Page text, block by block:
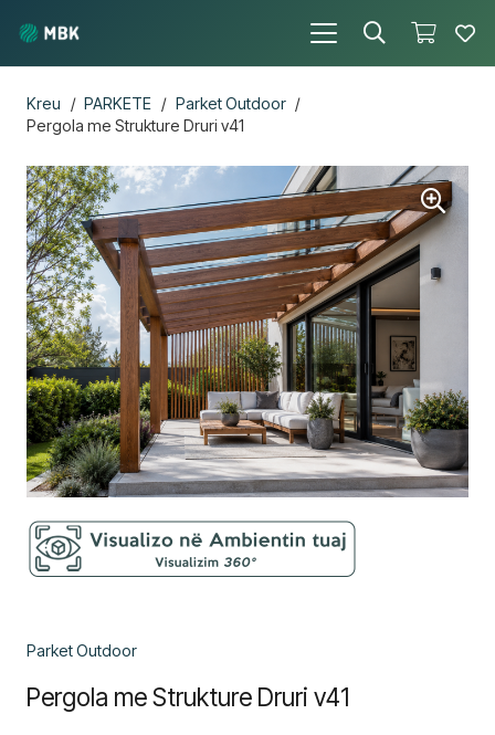
Kreu / PARKETE / Parket Outdoor /
Pergola me Strukture Druri v41
Parket Outdoor
Pergola me Strukture Druri v41